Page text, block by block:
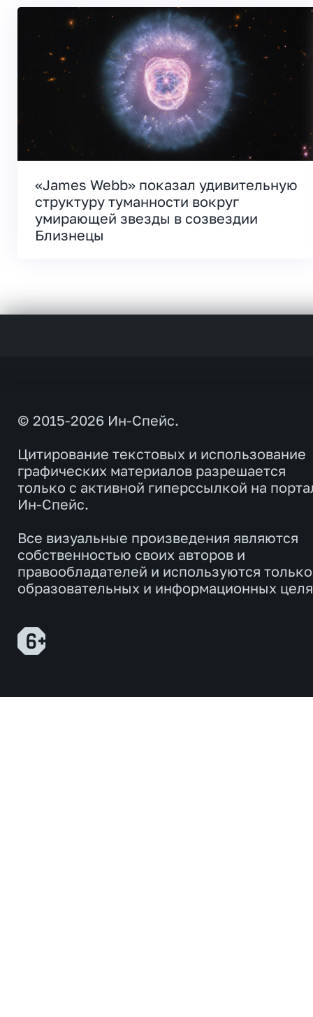
«James Webb» показал удивительную
структуру туманности вокруг
умирающей звезды в созвездии
Близнецы
© 2015-2026 Ин-Спейс.
Цитирование текстовых и использование
графических материалов разрешается
только с активной гиперссылкой на
Ин-Спейс.
Все визуальные произведения являются
собственностью своих авторов и
правообладателей и используются
образовательных и информационных